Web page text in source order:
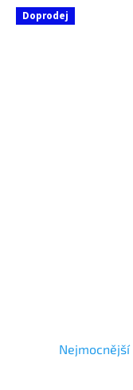
Doprodej